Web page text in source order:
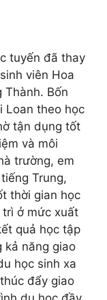
tuyến đã thay
viên Hoa
Thành. Bốn
Loan theo học
tận dụng tốt
và môi
trường, em
Trung,
thời gian học
ở mức xuất
quả học tập
kả năng giao
học sinh xa
đẩy giao